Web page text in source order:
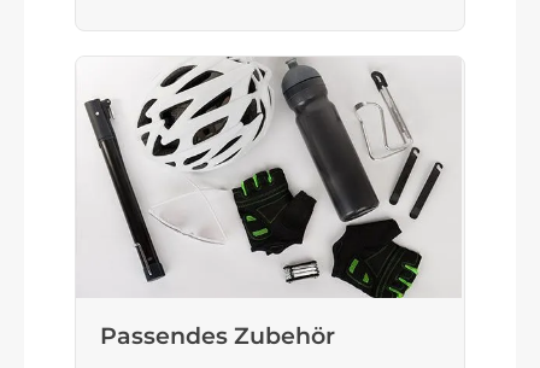
Gepäckträger
ACID Carrier SIC 2.0 Rail Boost
Schalthebel
Shimano Deore SL-M6100-R, Rapidfire Plus
Bremshebel
Passendes Zubehör